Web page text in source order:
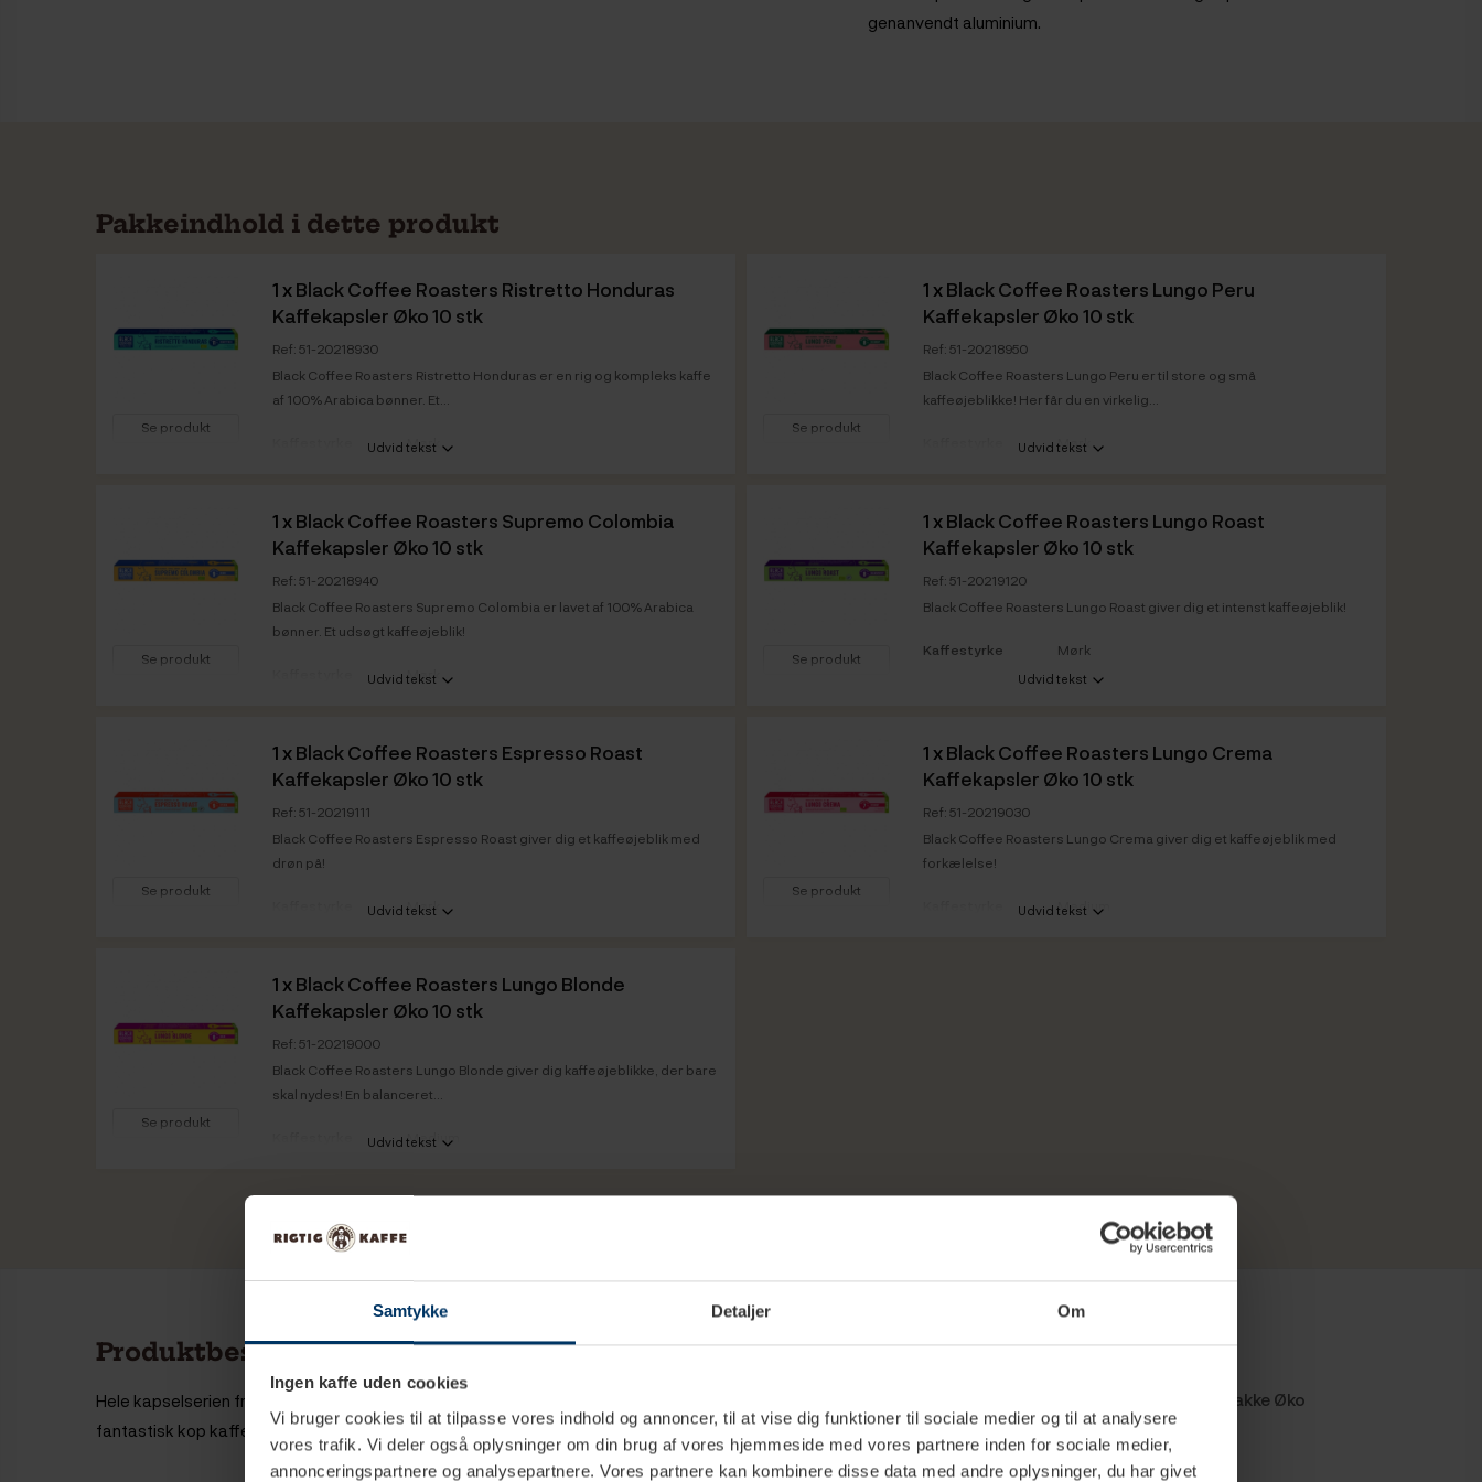
Samtykke Detaljer Om
Ingen kaffe uden cookies
Vi bruger cookies til at tilpasse vores indhold og annoncer, til at vise dig funktioner til sociale medier og til at analysere
vores trafik. Vi deler også oplysninger om din brug af vores hjemmeside med vores partnere inden for sociale medier,
annonceringspartnere og analysepartnere. Vores partnere kan kombinere disse data med andre oplysninger, du har givet
genanvendt aluminium.
Pakkeindhold i dette produkt
Se produkt
1 xBlack Coffee Roasters Ristretto Honduras
Kaffekapsler Øko 10 stk
Ref: 51-20218930
Black Coffee Roasters Ristretto Honduras er en rig og kompleks kaffe
af 100% Arabica bønner. Et...
Mørk
Udvid tekst
Se produkt
1 xBlack Coffee Roasters Lungo Peru
Kaffekapsler Øko 10 stk
Ref: 51-20218950
Black Coffee Roasters Lungo Peru er til store og små
kaffeøjeblikke! Her får du en virkelig...
Mørk
Udvid tekst
Se produkt
1 xBlack Coffee Roasters Supremo Colombia
Kaffekapsler Øko 10 stk
Ref: 51-20218940
Black Coffee Roasters Supremo Colombia er lavet af 100% Arabica
bønner. Et udsøgt kaffeøjeblik!
Mørk
Udvid tekst
Se produkt
1 xBlack Coffee Roasters Lungo Roast
Kaffekapsler Øko 10 stk
Ref: 51-20219120
Black Coffee Roasters Lungo Roast giver dig et intenst kaffeøjeblik!
Kaffestyrke Mørk
Udvid tekst
Se produkt
1 xBlack Coffee Roasters Espresso Roast
Kaffekapsler Øko 10 stk
Ref: 51-20219111
Black Coffee Roasters Espresso Roast giver dig et kaffeøjeblik med
drøn på!
Mørk
Udvid tekst
Se produkt
1 xBlack Coffee Roasters Lungo Crema
Kaffekapsler Øko 10 stk
Ref: 51-20219030
Black Coffee Roasters Lungo Crema giver dig et kaffeøjeblik med
forkælelse!
Medium
Udvid tekst
Se produkt
1 xBlack Coffee Roasters Lungo Blonde
Kaffekapsler Øko 10 stk
Ref: 51-20219000
Black Coffee Roasters Lungo Blonde giver dig kaffeøjeblikke, der bare
skal nydes! En balanceret...
Medium
Udvid tekst
Produktbeskrivelse
Hele kapselserien fra Black Coffee Roasters er økologisk certificeret og sikrer dig en
fantastisk kop kaffe.
Must-have tilbehør
Black Coffee Roasters Mixpakke Øko
Kaffekapsler 7x10 stk
Tilbehør